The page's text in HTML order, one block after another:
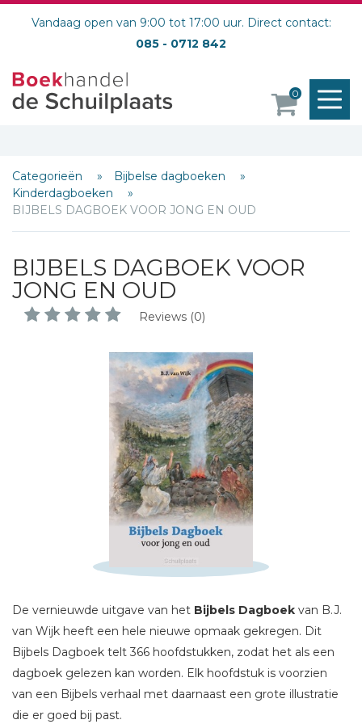
Vandaag open van 9:00 tot 17:00 uur. Direct contact:
085 - 0712 842
0
Categorieën
Bijbelse dagboeken
Kinderdagboeken
BIJBELS DAGBOEK VOOR JONG EN OUD
BIJBELS DAGBOEK VOOR
JONG EN OUD
Reviews (0)
De vernieuwde uitgave van het Bijbels Dagboek van B.J.
van Wijk heeft een hele nieuwe opmaak gekregen. Dit
Bijbels Dagboek telt 366 hoofdstukken, zodat het als een
dagboek gelezen kan worden. Elk hoofdstuk is voorzien
van een Bijbels verhaal met daarnaast een grote illustratie
die er goed bij past.
Schrijf hieronder je review!
Titel *
Bericht *